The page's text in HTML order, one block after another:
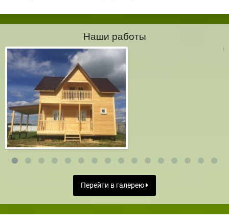
Наши работы
Перейти в галерею